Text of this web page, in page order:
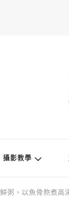
攝影教學
粥，以魚骨熬煮高